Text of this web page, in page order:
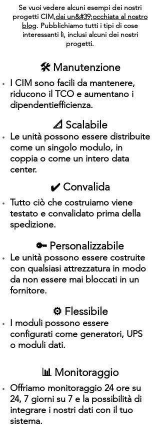
Se vuoi vedere alcuni esempi dei nostri
progetti CIM,dai un&#39;occhiata al nostro
blog. Pubblichiamo tutti i tipi di cose
interessanti lì, inclusi alcuni dei nostri
progetti.
🛠️ Manutenzione
I CIM sono facili da mantenere,
riducono il TCO e aumentano i
dipendentiefficienza.
📐 Scalabile
Le unità possono essere distribuite
come un singolo modulo, in
coppia o come un intero data
center.
✔️ Convalida
Tutto ciò che costruiamo viene
testato e convalidato prima della
spedizione.
🔑 Personalizzabile
Le unità possono essere costruite
con qualsiasi attrezzatura in modo
da non essere mai bloccati in un
fornitore.
⚙️ Flessibile
I moduli possono essere
configurati come generatori, UPS
o moduli dati.
📊 Monitoraggio
Offriamo monitoraggio 24 ore su
24, 7 giorni su 7 e la possibilità di
integrare i nostri dati con il tuo
sistema.